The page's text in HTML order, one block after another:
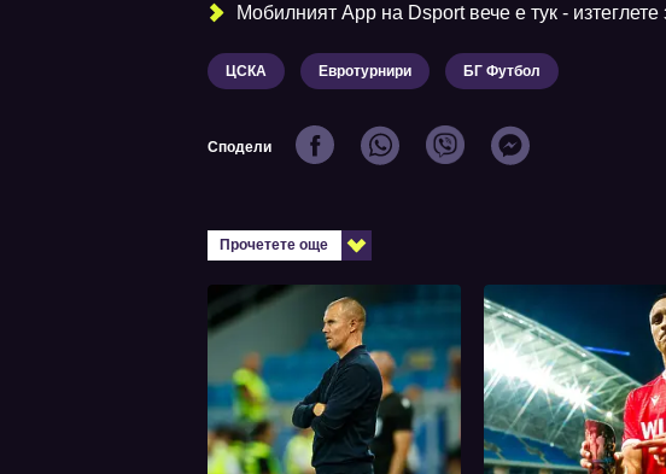
Мобилният Аpp на Dsport вече е тук - изтеглете
ЦСКА Евротурнири БГ Футбол
Сподели
Прочетете още